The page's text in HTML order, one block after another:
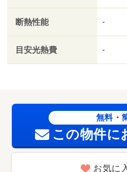
大河原店（スーパー）まで
ープ） 大河原店（スーパ
ーマート 大河原高砂町店
クスリのアオキ 大河原店
ｍ/賃貸戸数:8戸
断熱性能 -
目安光熱費 -
無料・
この物件に
お気に